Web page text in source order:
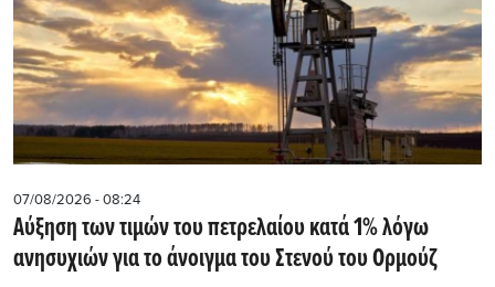
07/08/2026 - 08:24
Αύξηση των τιμών του πετρελαίου κατά 1% λόγω
ανησυχιών για το άνοιγμα του Στενού του Ορμούζ